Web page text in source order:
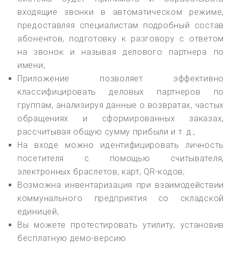
входящие звонки в автоматическом режиме,
предоставляя специалистам подробный состав
абонентов, подготовку к разговору с ответом
на звонок и называя делового партнера по
имени;
Приложение позволяет эффективно
классифицировать деловых партнеров по
группам, анализируя данные о возвратах, частых
обращениях и сформированных заказах,
рассчитывая общую сумму прибыли и т. д.;
На входе можно идентифицировать личность
посетителя с помощью считывателя,
электронных браслетов, карт, QR-кодов;
Возможна инвентаризация при взаимодействии
коммунального предприятия со складской
единицей;
Вы можете протестировать утилиту, установив
бесплатную демо-версию.